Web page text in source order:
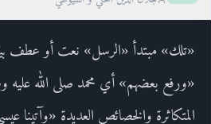
«تلك» مبتدأ «الرسل» نعت أو عطف
«ورفع بعضهم» أي محمد صلى الله عليه
المتكاثرة والخصائص العديدة «وآتينا